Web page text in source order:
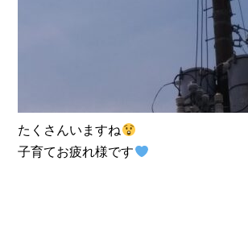
たくさんいますね
子育てお疲れ様です